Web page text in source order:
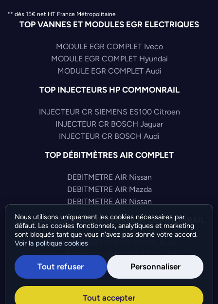
** dès 15€ net HT France Métropolitaine
TOP VANNES ET MODULES EGR ELECTRIQUES
MODULE EGR COMPLET Iveco
MODULE EGR COMPLET Hyundai
MODULE EGR COMPLET Audi
TOP INJECTEURS HP COMMONRAIL
INJECTEUR CR SIEMENS ES100 Citroen
INJECTEUR CR BOSCH Jaguar
INJECTEUR CR BOSCH Audi
TOP DÉBITMÈTRES AIR COMPLET
DEBITMETRE AIR Nissan
DEBITMETRE AIR Mazda
DEBITMETRE AIR Nissan
TOP CAPTEURS HAUTE PRESSION COMMONRAIL
CAPTEUR PRESS COMMONRAIL Audi
CAPTEUR PRESS COMMONRAIL Hyundai
CAPTEUR PRESS COMMONRAIL Volkswagen
©Bresch SAS - Copyright 2026 - Tous droits réservés -
Nous utilisons uniquement les cookies nécessaires par
défaut. Les cookies fonctionnels, analytiques et marketing
sont bloqués tant que vous n'avez pas donné votre accord.
Voir la politique cookies
Tout refuser Personnaliser
Tout accepter